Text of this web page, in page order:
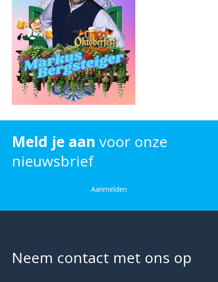
Meld je aan voor onze
nieuwsbrief
Aanmelden
Neem contact met ons op